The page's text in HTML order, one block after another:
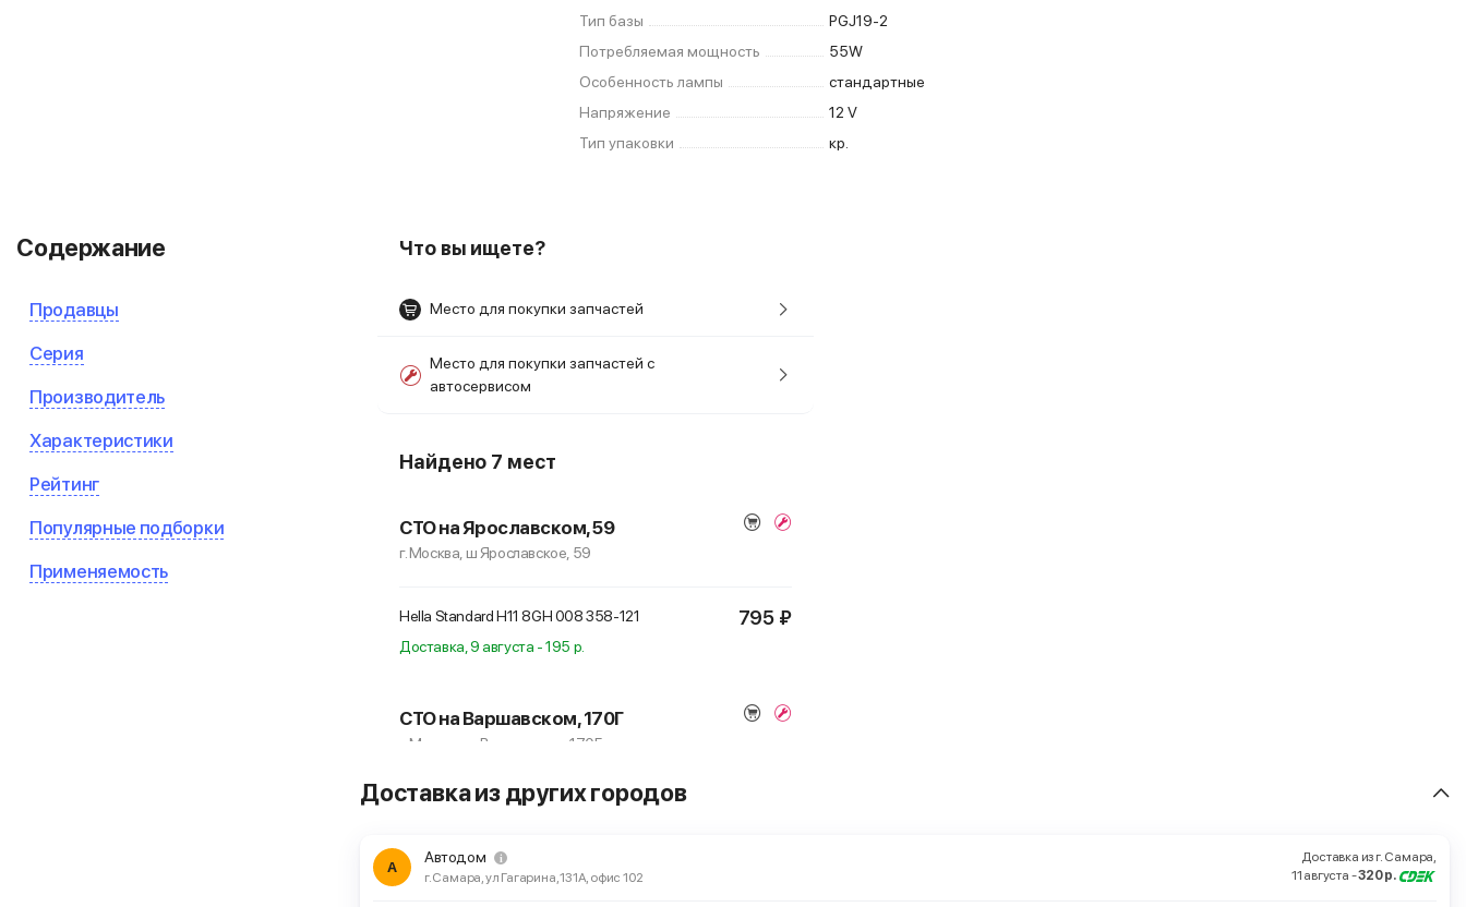
Тип базы
PGJ19-2
Потребляемая мощность
55W
Особенность лампы
стандартные
Напряжение
12 V
Тип упаковки
кр.
Содержание
Продавцы
Серия
Производитель
Характеристики
Рейтинг
Популярные подборки
Применяемость
Что вы ищете?
Место для покупки запчастей
Место для покупки запчастей с
автосервисом
Найдено 7 мест
СТО на Ярославском, 59
г. Москва, ш Ярославское, 59
Hella Standard H118GH 008 358-121 795 ₽
Доставка, 9 августа - 195 р.
СТО на Варшавском, 170Г
г. Москва, ш Варшавское, 170Г
Hella Standard H118GH 008 358-121
ЕвроАвто
Доставка из других городов
А
Автодом
г. Самара, ул Гагарина, 131А, офис 102
Доставка из г. Самара,
11 августа -320 р.